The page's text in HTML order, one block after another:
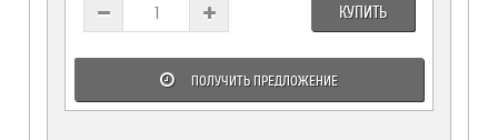
КУПИТЬ
ПОЛУЧИТЬ ПРЕДЛОЖЕНИЕ